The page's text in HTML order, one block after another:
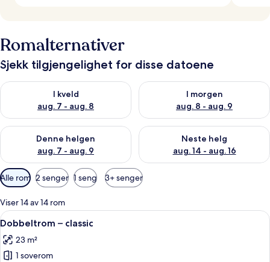
Romalternativer
Sjekk tilgjengelighet for disse datoene
I kveld
aug. 7 - aug. 8
Sjekk tilgjengelighet for i kveld, aug. 7 - aug. 8
I morgen
aug. 8 - aug. 9
Sjekk tilgjengelighet for i
Denne helgen
aug. 7 - aug. 9
Sjekk tilgjengelighet for denne helgen, aug. 7 - aug. 9
Neste helg
aug. 14 - aug. 16
Sjekk tilgjengelighet for neste
Tilgjengelige
filtre
for
rom
Alle rom 2 senger 1 seng 3+ senger
Viser 14 av 14 rom
Åpne
alle
bildene
av
Allergitestet sengetøy, dundyner,
6
Dobbeltrom – classic
23 m²
1 soverom